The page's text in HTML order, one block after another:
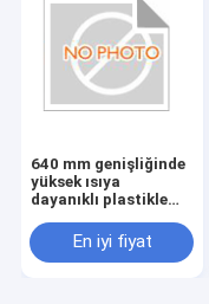
640 mm genişliğinde
yüksek ısıya
dayanıklı plastikle
En iyi fiyat